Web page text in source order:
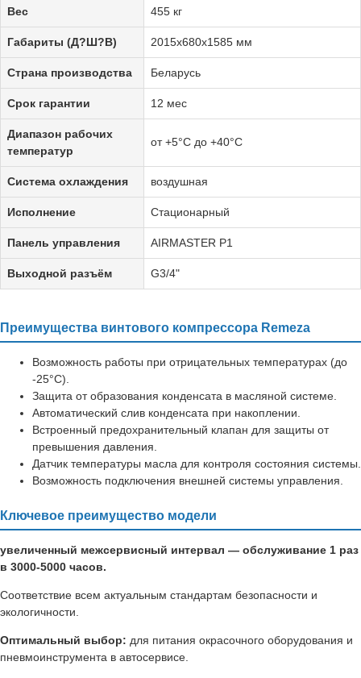
Вес 455 кг
Габариты (Д?Ш?В) 2015х680х1585 мм
Страна производства Беларусь
Срок гарантии 12 мес
Диапазон рабочих
температур
от +5°C до +40°C
Система охлаждения воздушная
Исполнение Стационарный
Панель управления AIRMASTER P1
Выходной разъём G3/4"
Преимущества винтового компрессора Remeza
Возможность работы при отрицательных температурах (до
-25°C).
Защита от образования конденсата в масляной системе.
Автоматический слив конденсата при накоплении.
Встроенный предохранительный клапан для защиты от
превышения давления.
Датчик температуры масла для контроля состояния системы.
Возможность подключения внешней системы управления.
Ключевое преимущество модели
увеличенный межсервисный интервал — обслуживание 1 раз
в 3000-5000 часов.
Соответствие всем актуальным стандартам безопасности и
экологичности.
Оптимальный выбор: для питания окрасочного оборудования и
пневмоинструмента в автосервисе.